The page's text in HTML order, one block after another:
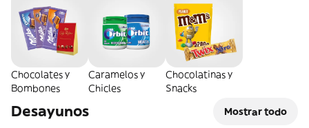
Chocolates y
Bombones
Caramelos y
Chicles
Chocolatinas y
Snacks
Desayunos Mostrar todo